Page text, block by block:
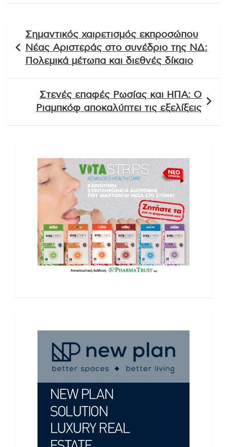
άρθρων
Σημαντικός χαιρετισμός εκπροσώπου
Νέας Αριστεράς στο συνέδριο της ΝΔ:
Πολεμικά μέτωπα και διεθνές δίκαιο
Στενές επαφές Ρωσίας και ΗΠΑ: Ο
Ριαμπκόφ αποκαλύπτει τις εξελίξεις